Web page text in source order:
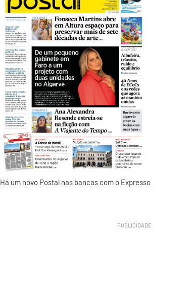
Há um novo Postal nas bancas com o Expresso